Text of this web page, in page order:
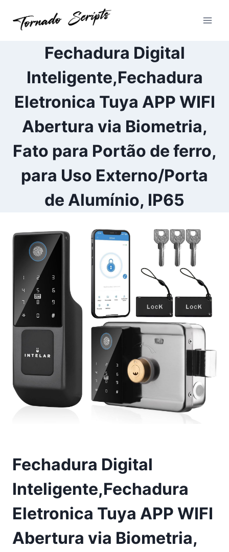
para
Fechadura Digital
Inteligente,Fechadura
Eletronica Tuya APP WIFI
Abertura via Biometria,
Fato para Portão de ferro,
para Uso Externo/Porta
de Alumínio, IP65
Fechadura Digital
Inteligente,Fechadura
Eletronica Tuya APP WIFI
Abertura via Biometria,